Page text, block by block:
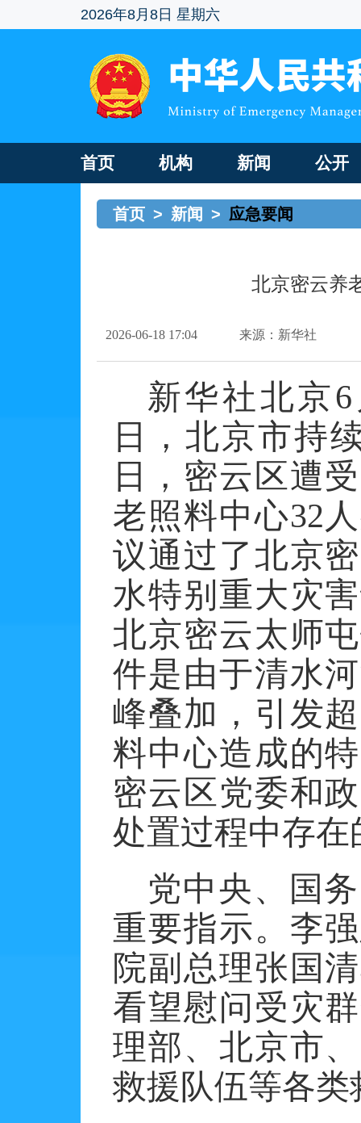
2026年8月8日 星期六
首页 机构 新闻 公开
首页 > 新闻 > 应急要闻
北京密云养
2026-06-18 17:04 来源：新华社
新华社北京6
日，北京市持
日，密云区遭
老照料中心32
议通过了北京
水特别重大灾
北京密云太师
件是由于清水
峰叠加，引发
料中心造成的
密云区党委和
处置过程中存
党中央、国
重要指示。李
院副总理张国
看望慰问受灾
理部、北京市
救援队伍等各